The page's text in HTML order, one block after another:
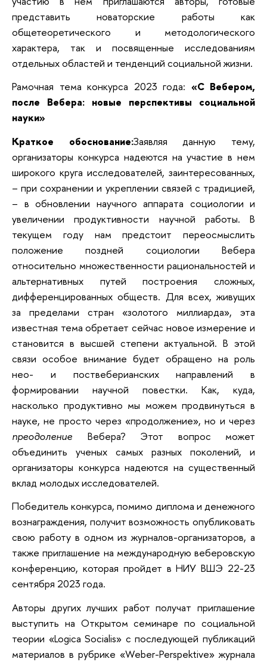
представить новаторские работы как
общетеоретического и методологического
характера, так и посвященные исследованиям
отдельных областей и тенденций социальной жизни.
Рамочная тема конкурса 2023 года: «С Вебером,
после Вебера: новые перспективы социальной
науки»
Краткое обоснование:Заявляя данную тему,
организаторы конкурса надеются на участие в нем
широкого круга исследователей, заинтересованных,
– при сохранении и укреплении связей с традицией,
– в обновлении научного аппарата социологии и
увеличении продуктивности научной работы. В
текущем году нам предстоит переосмыслить
положение поздней социологии Вебера
относительно множественности рациональностей и
альтернативных путей построения сложных,
дифференцированных обществ. Для всех, живущих
за пределами стран «золотого миллиарда», эта
известная тема обретает сейчас новое измерение и
становится в высшей степени актуальной. В этой
связи особое внимание будет обращено на роль
нео- и поствеберианских направлений в
формировании научной повестки. Как, куда,
насколько продуктивно мы можем продвинуться в
науке, не просто через «продолжение», но и через
преодоление Вебера? Этот вопрос может
объединить ученых самых разных поколений, и
организаторы конкурса надеются на существенный
вклад молодых исследователей.
Победитель конкурса, помимо диплома и денежного
вознаграждения, получит возможность опубликовать
свою работу в одном из журналов-организаторов, а
также приглашение на международную веберовскую
конференцию, которая пройдет в НИУ ВШЭ 22-23
сентября 2023 года.
Авторы других лучших работ получат приглашение
выступить на Открытом семинаре по социальной
теории «Logica Socialis» с последующей публикаций
материалов в рубрике «Weber-Perspektive» журнала